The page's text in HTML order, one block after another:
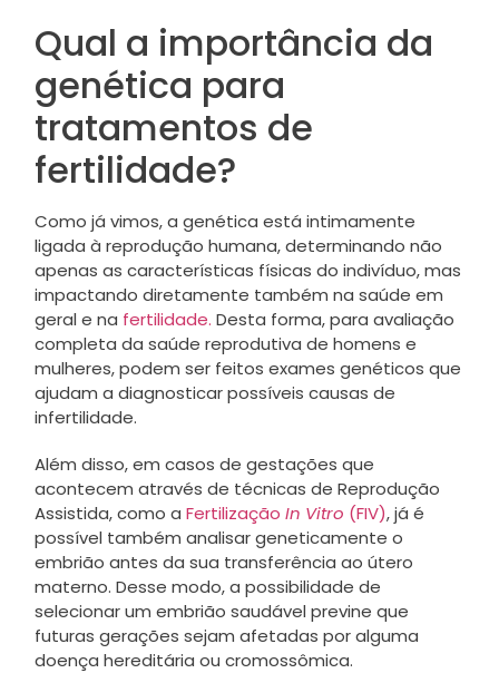
Qual a importância da
genética para
tratamentos de
fertilidade?
Como já vimos, a genética está intimamente
ligada à reprodução humana, determinando não
apenas as características físicas do indivíduo, mas
impactando diretamente também na saúde em
geral e na fertilidade. Desta forma, para avaliação
completa da saúde reprodutiva de homens e
mulheres, podem ser feitos exames genéticos que
ajudam a diagnosticar possíveis causas de
infertilidade.
Além disso, em casos de gestações que
acontecem através de técnicas de Reprodução
Assistida, como a Fertilização In Vitro (FIV), já é
possível também analisar geneticamente o
embrião antes da sua transferência ao útero
materno. Desse modo, a possibilidade de
selecionar um embrião saudável previne que
futuras gerações sejam afetadas por alguma
doença hereditária ou cromossômica.